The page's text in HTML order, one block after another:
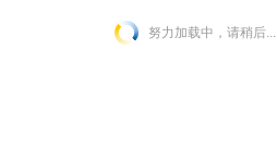
努力加载中，请稍后...